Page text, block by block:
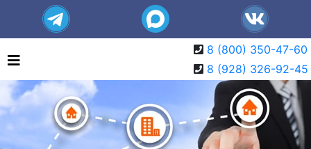
8 (800) 350-47-60
8 (928) 326-92-45